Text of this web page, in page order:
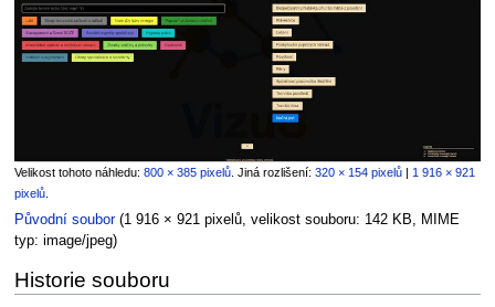
Velikost tohoto náhledu: 800 × 385 pixelů. Jiná rozlišení: 320 × 154 pixelů| 1 916 × 921
pixelů.
Původní soubor‎ (1 916 × 921 pixelů, velikost souboru: 142 KB, MIME
typ: image/jpeg)
Historie souboru